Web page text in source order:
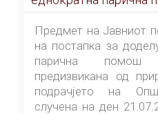
штетата предизвикана од природната
непогода на
Центар-Скопје случена на ден 21.07.2026
година
Предмет на Јавниот
на постапка за
парична помош
предизвикана од
подрачјето на
случена на ден